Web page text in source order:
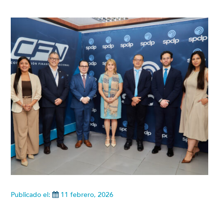
Publicado el: 11 febrero, 2026